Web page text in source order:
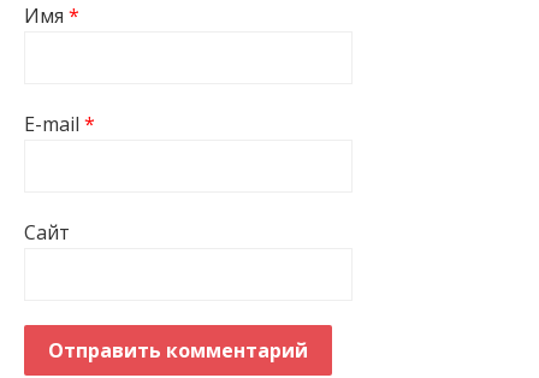
Имя *
E-mail *
Сайт